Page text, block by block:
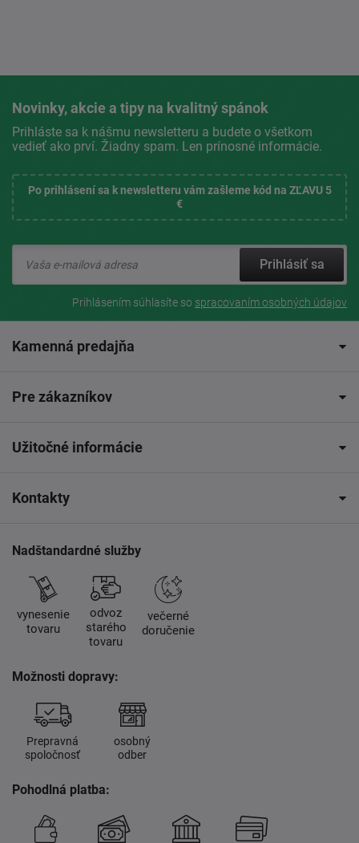
Novinky, akcie a tipy na kvalitný spánok
Prihláste sa k nášmu newsletteru a budete o všetkom
vedieť ako prví. Žiadny spam. Len prínosné informácie.
Po prihlásení sa k newsletteru vám zašleme kód na ZĽAVU 5
€
Prihlásiť sa
Prihlásením súhlasíte so spracovaním osobných údajov
Kamenná predajňa
Pre zákazníkov
Užitočné informácie
Kontakty
Nadštandardné služby
vynesenie
tovaru
odvoz
starého
tovaru
večerné
doručenie
Možnosti dopravy:
Prepravná
spoločnosť
osobný
odber
Pohodlná platba: